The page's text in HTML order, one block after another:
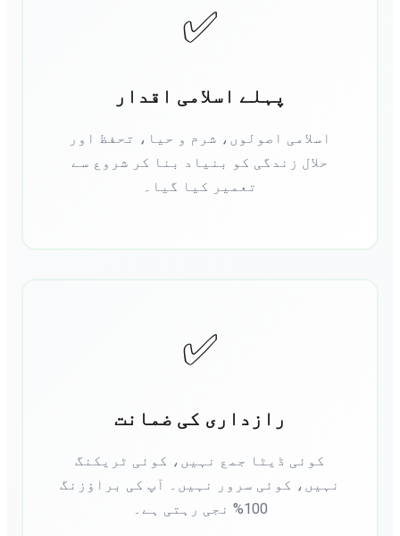
✅
پہلے اسلامی اقدار
اسلامی اصولوں، شرم و حیا، تحفظ اور
حلال زندگی کو بنیاد بنا کر شروع سے
تعمیر کیا گیا۔
✅
رازداری کی ضمانت
کوئی ڈیٹا جمع نہیں، کوئی ٹریکنگ
نہیں، کوئی سرور نہیں۔ آپ کی براؤزنگ